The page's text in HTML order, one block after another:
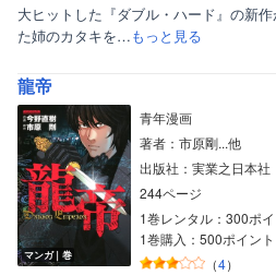
大ヒットした『ダブル・ハード』の新
た姉のカタキを…もっと見る
龍帝
マンガ｜巻
青年漫画
著者：市原剛...他
出版社：実業之日本社
244ページ
1巻レンタル：300ポイ
1巻購入：500ポイント
（4）